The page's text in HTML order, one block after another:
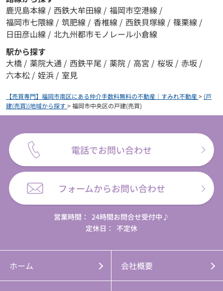
鹿児島本線 / 西鉄大牟田線 / 福岡市空港線 /
福岡市七隈線 / 筑肥線 / 香椎線 / 西鉄貝塚線 / 篠栗線 /
日田彦山線 / 北九州都市モノレール小倉線
駅から探す
大橋 / 薬院大通 / 西鉄平尾 / 薬院 / 高宮 / 桜坂 / 赤坂 /
六本松 / 姪浜 / 室見
【売買専門】福岡市南区にある仲介手数料無料の不動産｜すみれ不動産> (戸
建(売買))地域から探す>福岡市中央区の戸建(売買)
電話でお問い合わせ
フォームからお問い合わせ
営業時間：
24時間お問合せ受付中♪
定休日：
不定休
ホーム 会社概要